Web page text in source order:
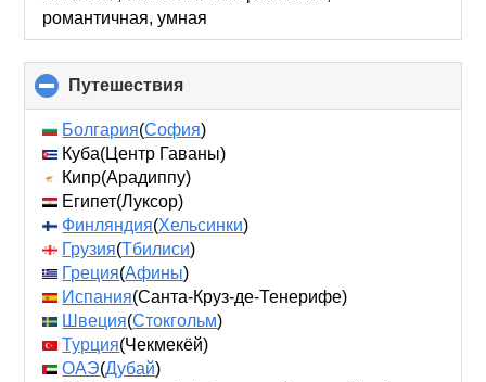
романтичная, умная
Путешествия
to
collapse
contents
Болгария(София)
Куба(Центр Гаваны)
Кипр(Арадиппу)
Египет(Луксор)
Финляндия(Хельсинки)
Грузия(Тбилиси)
Греция(Афины)
Испания(Санта-Круз-де-Тенерифе)
Швеция(Стокгольм)
Турция(Чекмекёй)
ОАЭ(Дубай)